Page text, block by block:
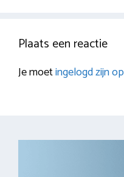
Plaats een reactie
Je moetingelogd zijn op